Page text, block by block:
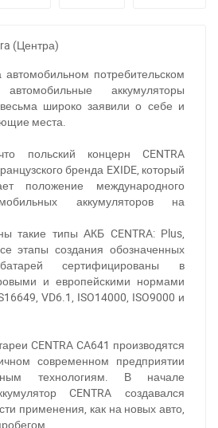
(Центра)
потребительском
аккумуляторы
широко заявили о себе и
места.
польский концерн CENTRA
бренда EXIDE, который
положение международного
аккумуляторов на
такие типы АКБ CENTRA: Plus,
этапы создания обозначенных
сертифицированы в
и европейскими нормами
VD6.1, ISO14000, ISO9000 и
CENTRA CA641 производятся
современном предприятии
технологиям. В начале
CENTRA создавался
применения, как на новых авто,